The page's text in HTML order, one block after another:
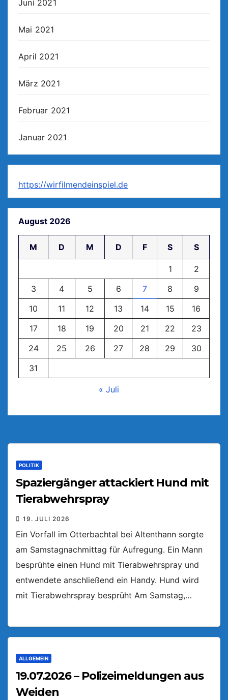
Juni 2021
Mai 2021
April 2021
März 2021
Februar 2021
Januar 2021
https://wirfilmendeinspiel.de
August 2026
M D M D F S S
1
2
3
4 5 6 7 8
9
10
11 12 13 14 15
16
17
18 19 20 21 22
23
24
25 26 27 28 29
30
31
« Juli
POLITIK
Spaziergänger attackiert Hund mit
Tierabwehrspray
19. JULI 2026
Ein Vorfall im Otterbachtal bei Altenthann sorgte
am Samstagnachmittag für Aufregung. Ein Mann
besprühte einen Hund mit Tierabwehrspray und
entwendete anschließend ein Handy. Hund wird
mit Tierabwehrspray besprüht Am Samstag,…
ALLGEMEIN
19.07.2026 – Polizeimeldungen aus
Weiden